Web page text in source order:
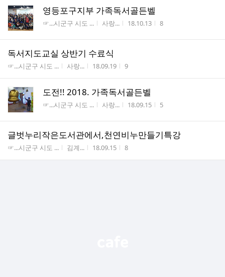
영등포구지부 가족독서골든벨
게시판명
☞...시군구 시도 ... 작성자
사랑... 작성시간
18.10.13 조회수
8
독서지도교실 상반기 수료식
게시판명
☞...시군구 시도 ... 작성자
사랑... 작성시간
18.09.19 조회수
9
도전!! 2018. 가족독서골든벨
게시판명
☞...시군구 시도 ... 작성자
사랑... 작성시간
18.09.15 조회수
5
글벗누리작은도서관에서,천연비누만들기특강
게시판명
☞...시군구 시도 ... 작성자
김계... 작성시간
18.09.15 조회수
8